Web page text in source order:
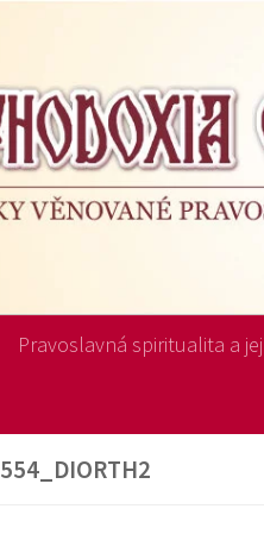
Pravoslavná spiritualita a
554_DIORTH2